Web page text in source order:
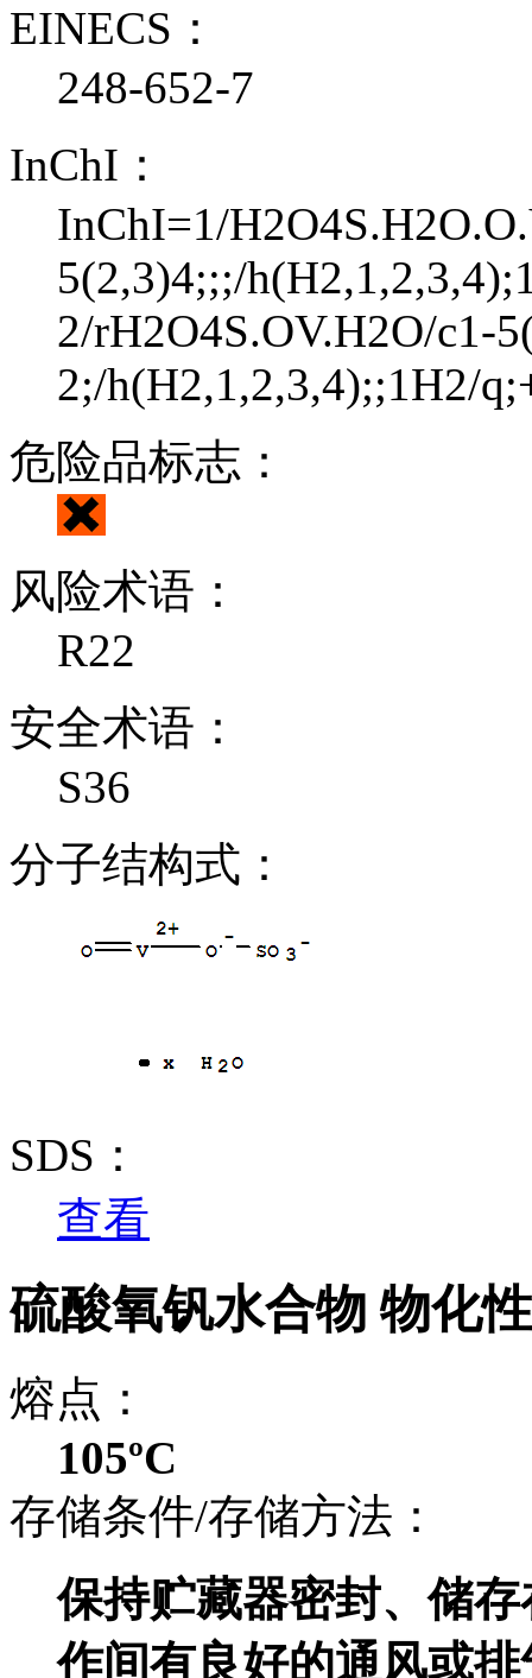
EINECS：
248-652-7
InChI：
InChI=1/
5(2,3)4;;;/
2/rH2O4S.OV.H2O/c1-
2;/h(H2,1,2,3,4);;1H2/
危险品标志：
风险术语：
R22
安全术语：
S36
分子结构式：
SDS：
查看
硫酸氧钒水合物 物化
熔点：
105ºC
存储条件/存储方法：
保持贮藏器密封、储
作间有良好的通风或